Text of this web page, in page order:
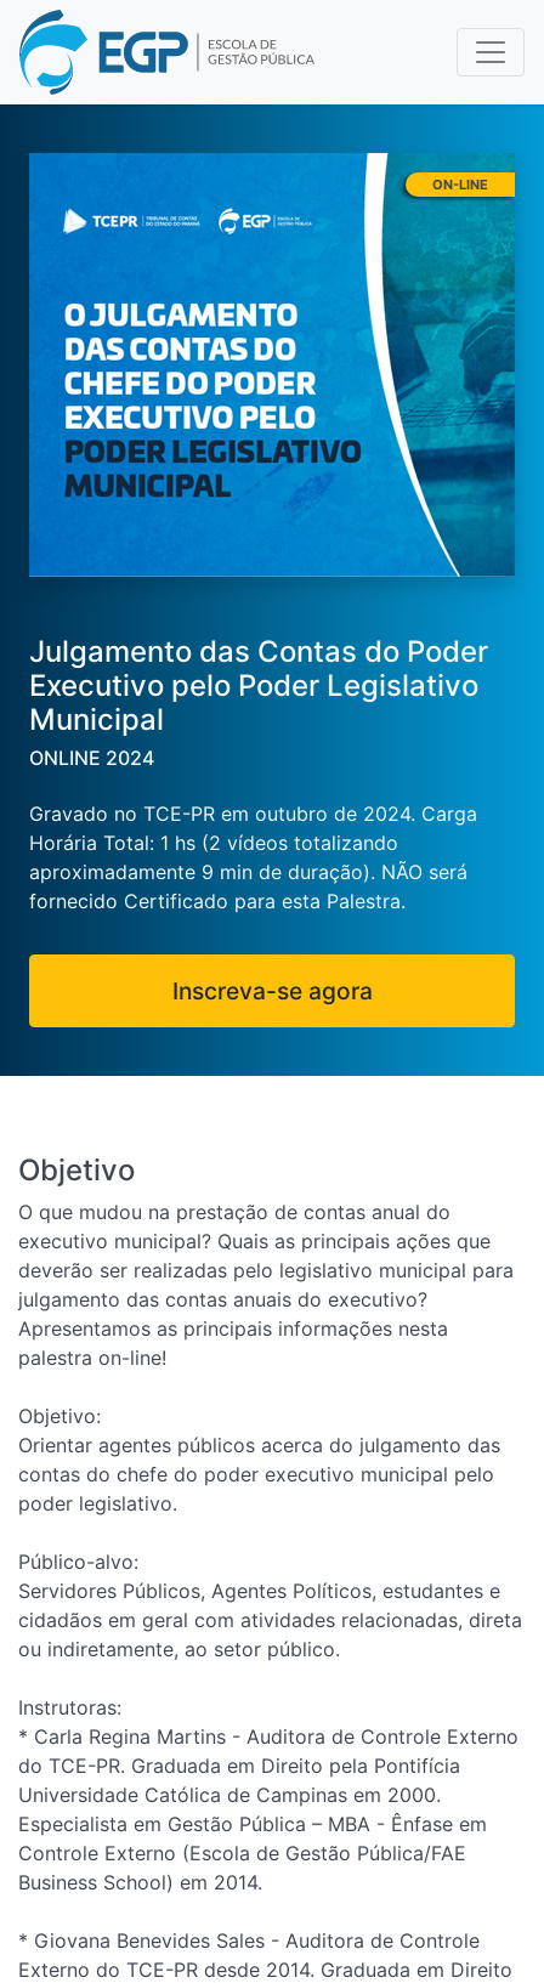
ON-LINE
Julgamento das Contas do Poder
Executivo pelo Poder Legislativo
Municipal
ONLINE 2024
Gravado no TCE-PR em outubro de 2024. Carga
Horária Total: 1 hs (2 vídeos totalizando
aproximadamente 9 min de duração). NÃO será
fornecido Certificado para esta Palestra.
Inscreva-se agora
Objetivo
O que mudou na prestação de contas anual do
executivo municipal? Quais as principais ações que
deverão ser realizadas pelo legislativo municipal para
julgamento das contas anuais do executivo?
Apresentamos as principais informações nesta
palestra on-line!
Objetivo:
Orientar agentes públicos acerca do julgamento das
contas do chefe do poder executivo municipal pelo
poder legislativo.
Público-alvo:
Servidores Públicos, Agentes Políticos, estudantes e
cidadãos em geral com atividades relacionadas, direta
ou indiretamente, ao setor público.
Instrutoras:
* Carla Regina Martins - Auditora de Controle Externo
do TCE-PR. Graduada em Direito pela Pontifícia
Universidade Católica de Campinas em 2000.
Especialista em Gestão Pública – MBA - Ênfase em
Controle Externo (Escola de Gestão Pública/FAE
Business School) em 2014.
* Giovana Benevides Sales - Auditora de Controle
Externo do TCE-PR desde 2014. Graduada em Direito